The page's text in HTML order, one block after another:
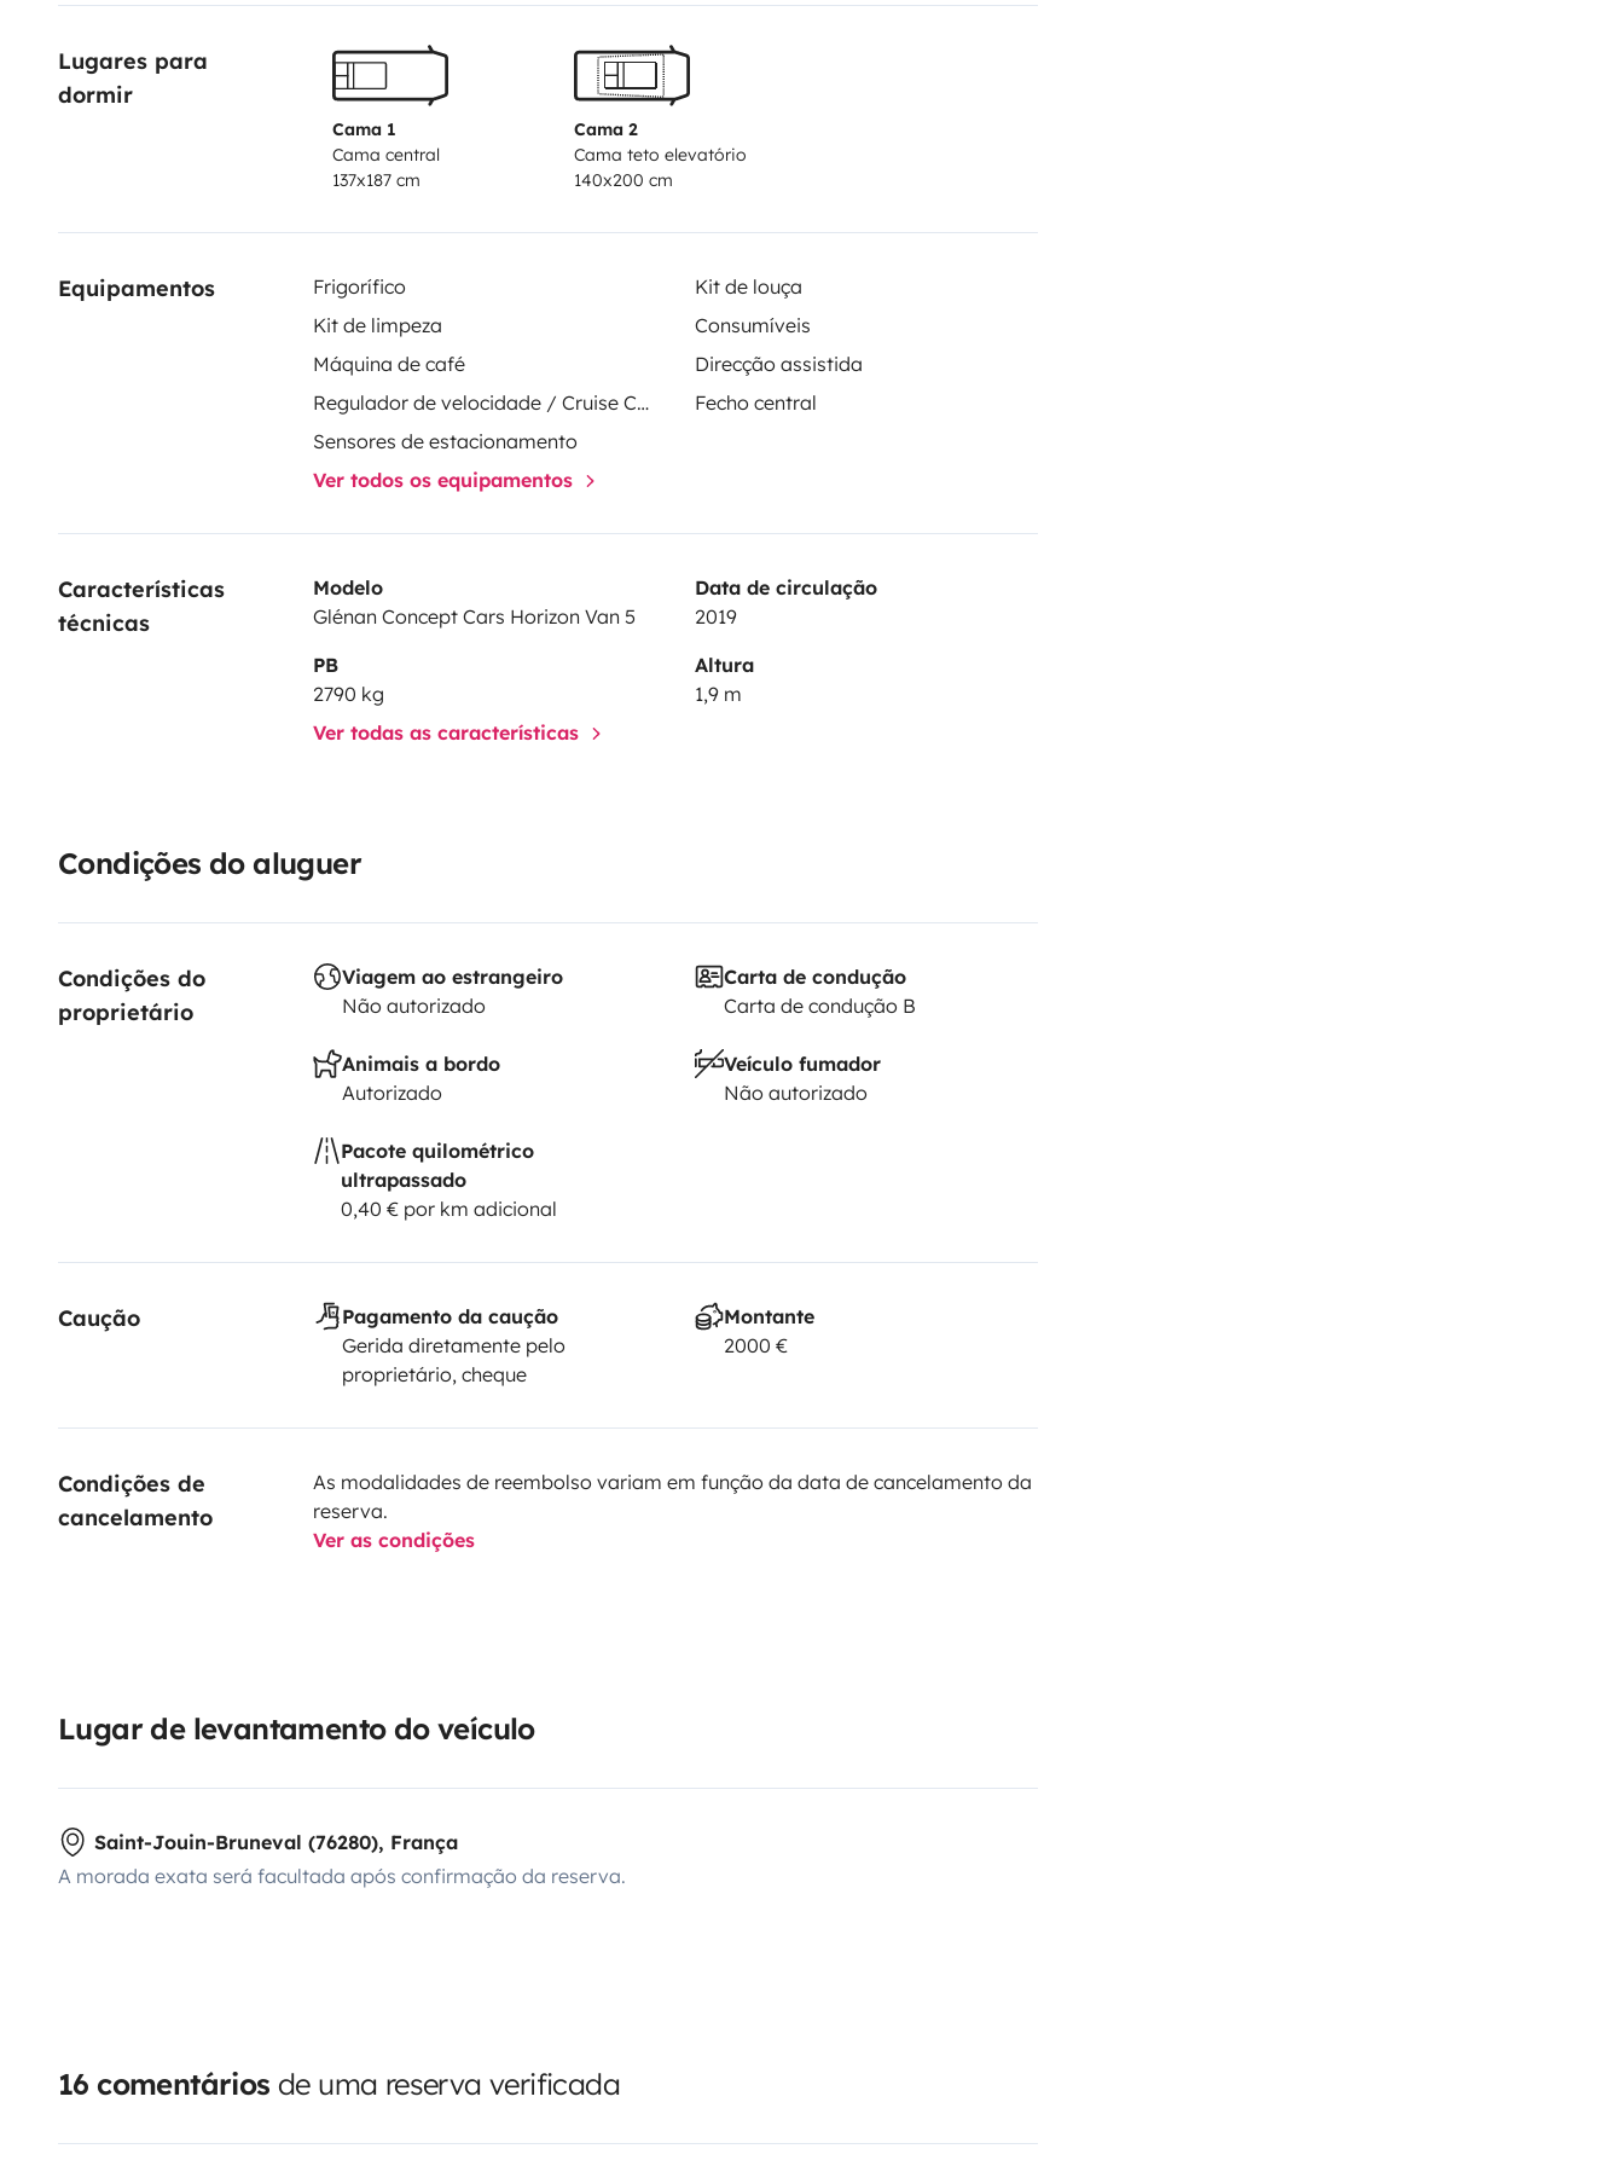
details ;-)
We accept pets on board under certain conditions (please reach out to us about this).
Our children love it, and to top it all off, the 1.6L 125hp bi-turbo engine makes for a
truly enjoyable driving experience.
Lugares para
dormir
Cama 1
Cama central
137x187 cm
Cama 2
Cama teto elevatório
140x200 cm
Equipamentos Frigorífico
Kit de louça
Kit de limpeza
Consumíveis
Máquina de café
Direcção assistida
Regulador de velocidade / Cruise Control
Fecho central
Sensores de estacionamento
Ver todos os equipamentos
Características
técnicas
Modelo
Glénan Concept Cars Horizon Van 5
Data de circulação
2019
PB
2790 kg
Altura
1,9 m
Ver todas as características
Condições do aluguer
Condições do
proprietário
Viagem ao estrangeiro
Não autorizado
Carta de condução
Carta de condução B
Animais a bordo
Autorizado
Veículo fumador
Não autorizado
Pacote quilométrico
ultrapassado
0,40 € por km adicional
Caução
Pagamento da caução
Gerida diretamente pelo
proprietário, cheque
Montante
2000 €
Condições de
cancelamento
As modalidades de reembolso variam em função da data de cancelamento da
reserva.
Ver as condições
Lugar de levantamento do veículo
Saint-Jouin-Bruneval (76280), França
A morada exata será facultada após confirmação da reserva.
16 comentários de uma reserva verificada